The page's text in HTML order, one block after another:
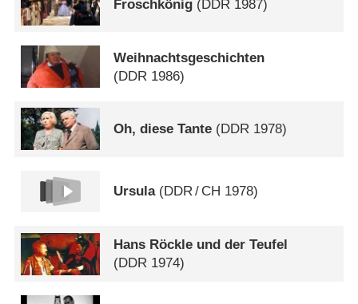
Froschkönig (DDR 1987)
Weihnachtsgeschichten
(DDR 1986)
Oh, diese Tante (DDR 1978)
Ursula(DDR/ CH 1978)
Hans Röckle und der Teufel
(DDR 1974)